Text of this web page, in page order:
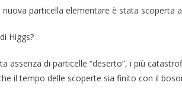
particella elementare è stata scoperta
Higgs?
assenza di particelle “deserto”, i più
il tempo delle scoperte sia finito con il